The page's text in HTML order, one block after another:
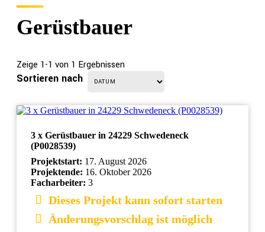
Gerüstbauer
Zeige 1-1 von 1 Ergebnissen
Sortieren nach
3 x Gerüstbauer in 24229 Schwedeneck
(P0028539)
Projektstart: 17. August 2026
Projektende: 16. Oktober 2026
Facharbeiter: 3
Dieses Projekt kann sofort starten
Änderungsvorschlag ist möglich